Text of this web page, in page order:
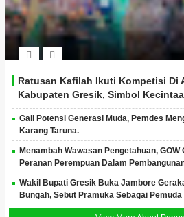
Ratusan Kafilah Ikuti Kompetisi Di
Kabupaten Gresik, Simbol
Gali Potensi Generasi Muda, Pemdes
Karang Taruna.
Menambah Wawasan Pengetahuan,
Peranan Perempuan Dalam
Wakil Bupati Gresik Buka Jambore
Bungah, Sebut Pramuka Sebagai